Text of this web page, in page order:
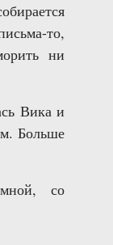
то,
ни
Вика и
Больше
со